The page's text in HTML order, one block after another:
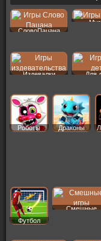
СловоПацана
Издевалки
Для
Роботы Драконы
Футбол
Смешные